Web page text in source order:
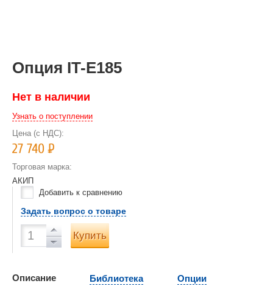
Опция IT-E185
Нет в наличии
Узнать о поступлении
Цена (с НДС):
27 740Р
Торговая марка:
АКИП
Добавить к сравнению
Задать вопрос о товаре
Купить
Описание Библиотека Опции